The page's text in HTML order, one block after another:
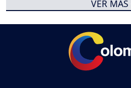
VER MÁS